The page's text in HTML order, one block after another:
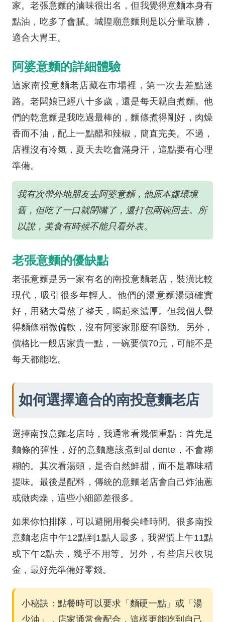
家。老張意麵的滷味很出名，但我覺得意麵本身有
點油，吃多了會膩。城隍廟意麵則是以分量取勝，
適合大胃王。
阿婆意麵的詳細體驗
這家南投意麵老店藏在市場裡，第一次去差點迷
路。老闆娘已經八十多歲，還是每天親自煮麵。他
們的乾意麵是我吃過最棒的，麵條煮得剛好，肉燥
香而不油，配上一點醋和辣椒，簡直完美。不過，
店裡沒有冷氣，夏天去吃會滿身汗，這點要有心理
準備。
我有次帶外地朋友去阿婆意麵，他原本嫌環境
舊，但吃了一口就閉嘴了，還打包兩碗回去。所
以說，美食有時候不能只看外表。
老張意麵的優缺點
老張意麵是另一家有名的南投意麵老店，裝潢比較
現代，吸引很多年輕人。他們的湯意麵湯頭確實
好，用豬大骨熬了整天，喝起來濃厚。但我個人覺
得麵條稍微偏軟，沒有阿婆家那麼有嚼勁。另外，
價格比一般店家貴一點，一碗要價70元，可能不是
每天都能吃。
如何選擇適合的南投意麵老店
選擇南投意麵老店時，我通常看幾個重點：首先是
麵條的彈性，好的意麵應該煮到al dente，不會糊
糊的。其次看湯頭，是否自然鮮甜，而不是靠味精
提味。最後是配料，傳統的意麵老店會自己炸油蔥
或做肉燥，這些小細節差很多。
如果你怕排隊，可以避開用餐尖峰時間。很多南投
意麵老店中午12點到1點人最多，我習慣上午11點
或下午2點去，幾乎不用等。另外，有些店只收現
金，最好先準備好零錢。
小秘訣：點餐時可以要求「麵硬一點」或「湯
少油」，店家通常會配合，這樣更能吃到自己